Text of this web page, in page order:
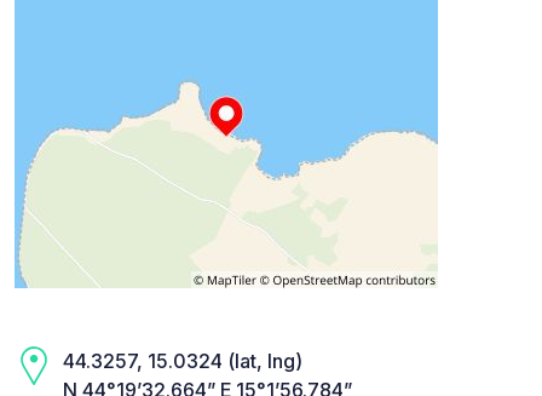
44.3257, 15.0324 (lat, lng)
N 44°19’32.664” E 15°1’56.784”